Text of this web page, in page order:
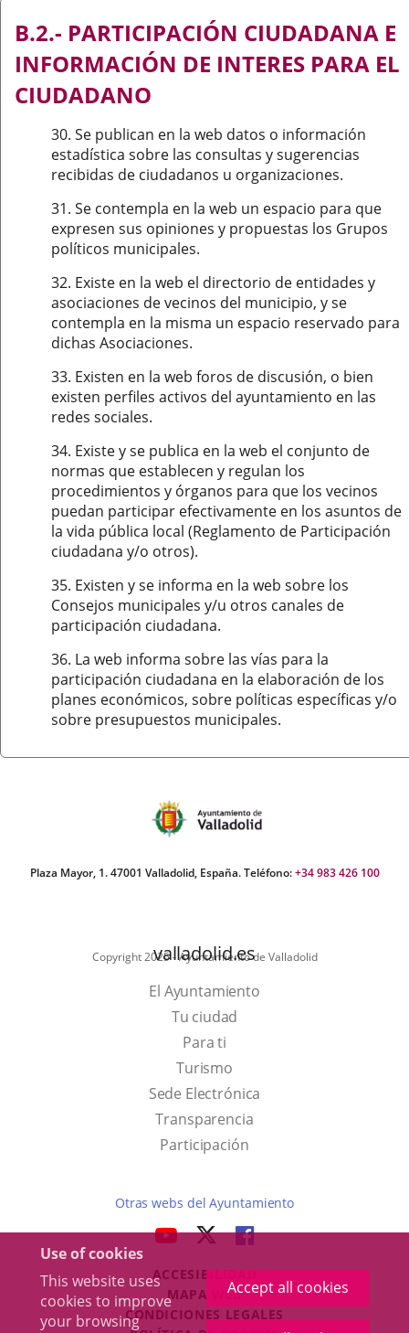
Use of cookies
This website uses
cookies to improve
your browsing
Accept all cookies
B.2.- PARTICIPACIÓN CIUDADANA E
INFORMACIÓN DE INTERES PARA EL
CIUDADANO
30. Se publican en la web datos o información
estadística sobre las consultas y sugerencias
recibidas de ciudadanos u organizaciones.
31. Se contempla en la web un espacio para que
expresen sus opiniones y propuestas los Grupos
políticos municipales.
32. Existe en la web el directorio de entidades y
asociaciones de vecinos del municipio, y se
contempla en la misma un espacio reservado para
dichas Asociaciones.
33. Existen en la web foros de discusión, o bien
existen perfiles activos del ayuntamiento en las
redes sociales.
34. Existe y se publica en la web el conjunto de
normas que establecen y regulan los
procedimientos y órganos para que los vecinos
puedan participar efectivamente en los asuntos de
la vida pública local (Reglamento de Participación
ciudadana y/o otros).
35. Existen y se informa en la web sobre los
Consejos municipales y/u otros canales de
participación ciudadana.
36. La web informa sobre las vías para la
participación ciudadana en la elaboración de los
planes económicos, sobre políticas específicas y/o
sobre presupuestos municipales.
Plaza Mayor, 1. 47001 Valladolid, España. Teléfono:+34 983 426 100
Copyright 2025 - Ayuntamiento de Valladolid
valladolid.es
El Ayuntamiento
Tu ciudad
Para ti
TurismoThis
link
will
open
up
window.
Sede Electrónica
Transparencia
Participación
Otras webs del Ayuntamiento
LINK
EXTERNAL
APPLICATION.
LINK
EXTERNAL
APPLICATION.
LINK
EXTERNAL
APPLICATION.
ACCESIBILIDAD
MAPA WEB
CONDICIONES LEGALES